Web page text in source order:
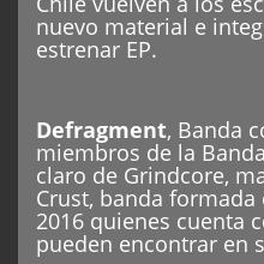
nuevo material e
estrenar EP.
Defragment, Banda
miembros de la
claro de Grindcore,
Crust, banda
2016 quienes cuenta
pueden encontrar en